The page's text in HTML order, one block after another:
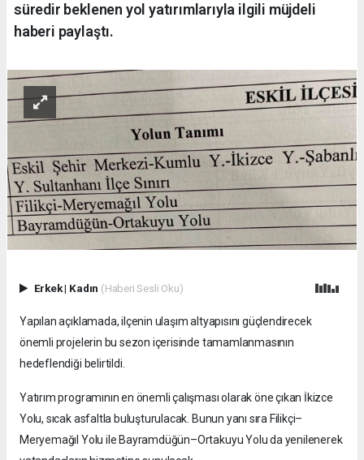
süredir beklenen yol yatırımlarıyla ilgili müjdeli
haberi paylaştı.
Erkek| Kadın (Haberi Sesli Oku)
Yapılan açıklamada, ilçenin ulaşım altyapısını güçlendirecek
önemli projelerin bu sezon içerisinde tamamlanmasının
hedeflendiği belirtildi.
Yatırım programının en önemli çalışması olarak öne çıkan İkizce
Yolu, sıcak asfaltla buluşturulacak. Bunun yanı sıra Filikçi–
Meryemağıl Yolu ile Bayramdüğün–Ortakuyu Yolu da yenilenerek